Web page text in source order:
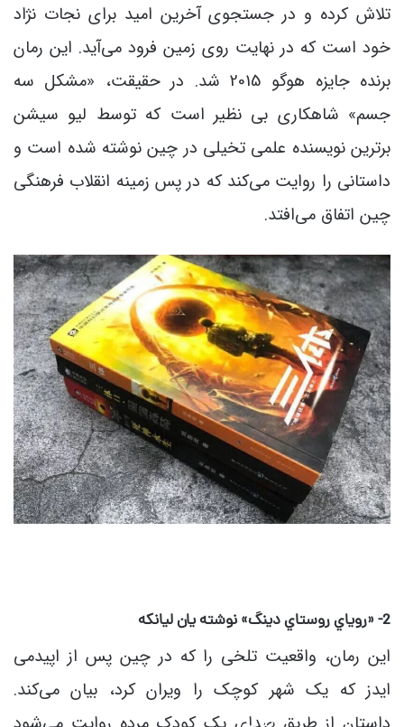
تلاش کرده و در جستجوی آخرین امید برای نجات نژاد
خود است که در نهایت روی زمین فرود می‌آید. این رمان
برنده جایزه هوگو 2015 شد. در حقیقت، «مشکل سه
جسم» شاهکاری بی نظیر است که توسط لیو سیشن
برترین نویسنده علمی تخیلی در چین نوشته شده است و
داستانی را روایت می‌کند که در پس زمینه انقلاب فرهنگی
چین اتفاق می‌افتد.
2- «روياي روستاي دينگ» نوشته يان ليانکه
این رمان، واقعیت تلخی را که در چین پس از اپیدمی
ایدز که یک شهر کوچک را ویران کرد، بیان می‌کند.